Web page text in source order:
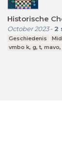
Historische
October 2023- 2
Geschiedenis
vmbo k, g, t,